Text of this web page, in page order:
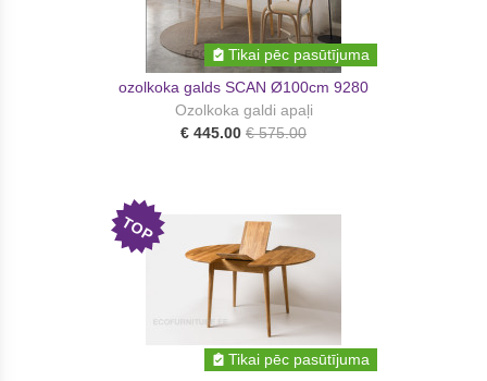
Tikai pēc pasūtījuma
ozolkoka galds SCAN Ø100cm 9280
Ozolkoka galdi apaļi
€ 445.00 € 575.00
TOP
Tikai pēc pasūtījuma